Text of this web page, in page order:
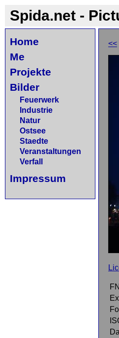
Spida.net -
Home
Me
Projekte
Bilder
Feuerwerk
Industrie
Natur
Ostsee
Staedte
Veranstaltungen
Verfall
Impressum
<<